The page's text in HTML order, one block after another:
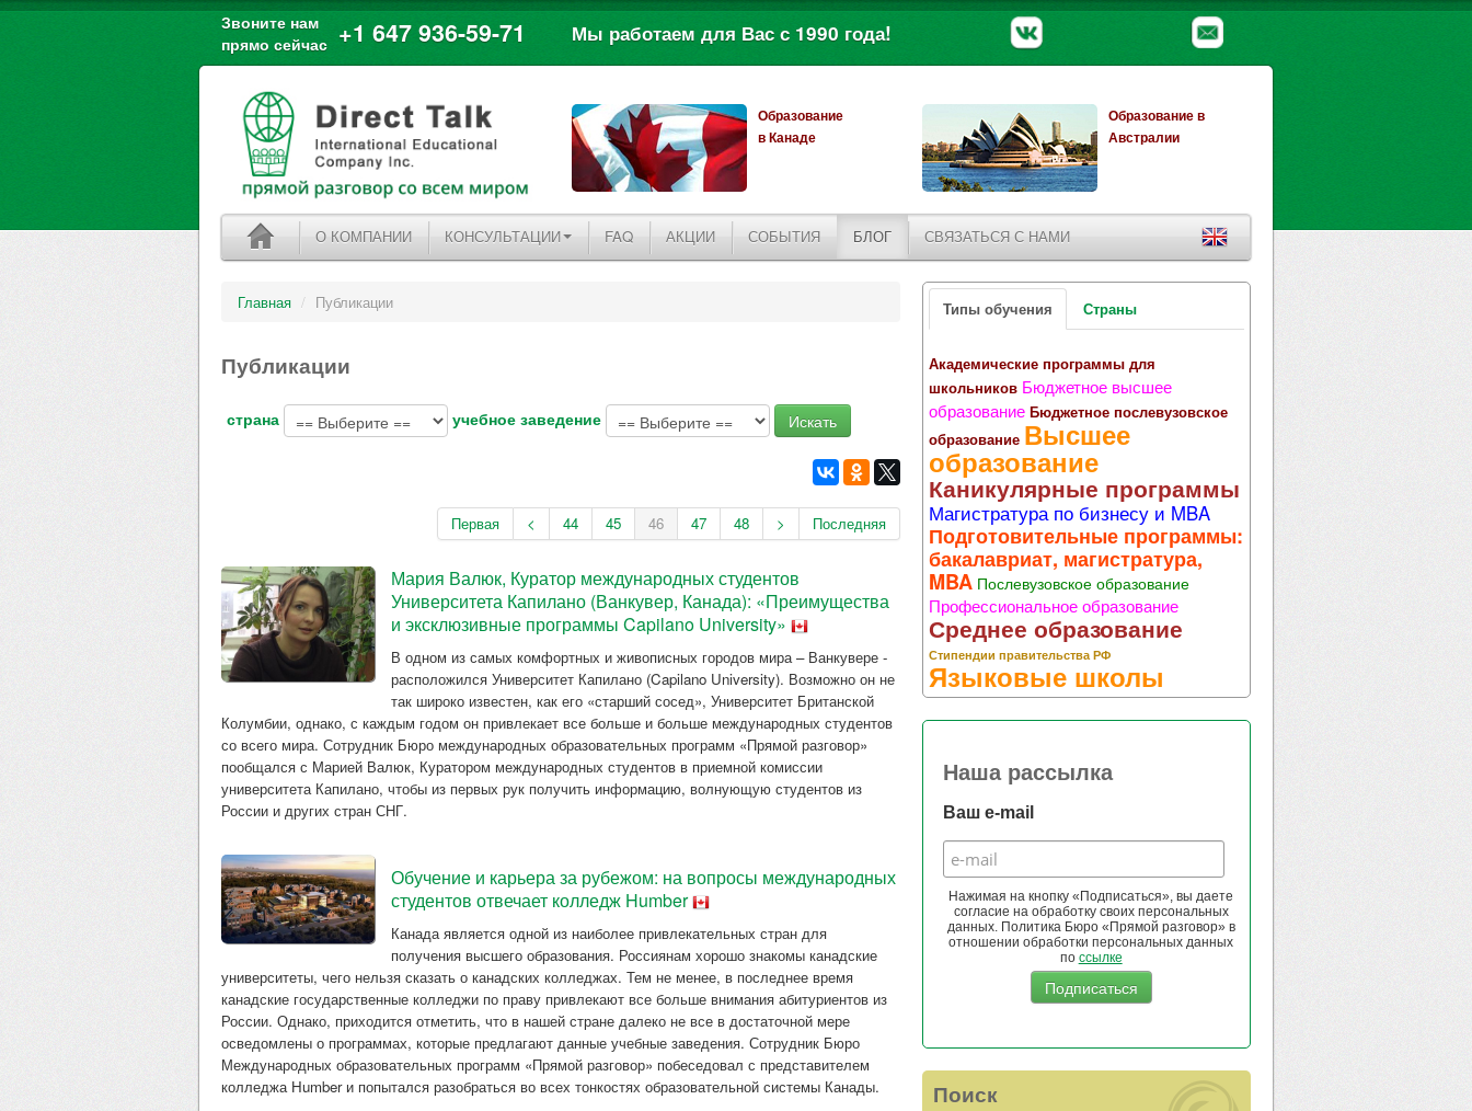
Звоните нам
прямо сейчас +1 647 936-59-71 Мы работаем для Вас с 1990 года!
Образование
в Канаде
Образование в
Австралии
О КОМПАНИИ КОНСУЛЬТАЦИИ FAQ АКЦИИ СОБЫТИЯ БЛОГ СВЯЗАТЬСЯ С НАМИ
Главная / Публикации
Публикации
страна учебное заведение
Первая < 44 45 46 47 48 > Последняя
Мария Валюк, Куратор международных студентов
Университета Капилано (Ванкувер, Канада): «Преимущества
и эксклюзивные программы Capilano University»
В одном из самых комфортных и живописных городов мира – Ванкувере -
расположился Университет Капилано (Capilano University). Возможно он не
так широко известен, как его «старший сосед», Университет Британской
Колумбии, однако, с каждым годом он привлекает все больше и больше международных студентов
со всего мира. Сотрудник Бюро международных образовательных программ «Прямой разговор»
пообщался с Марией Валюк, Куратором международных студентов в приемной комиссии
университета Капилано, чтобы из первых рук получить информацию, волнующую студентов из
России и других стран СНГ.
Обучение и карьера за рубежом: на вопросы международных
студентов отвечает колледж Humber
Канада является одной из наиболее привлекательных стран для
получения высшего образования. Россиянам хорошо знакомы канадские
университеты, чего нельзя сказать о канадских колледжах. Тем не менее, в последнее время
канадские государственные колледжи по праву привлекают все больше внимания абитуриентов из
России. Однако, приходится отметить, что в нашей стране далеко не все в достаточной мере
осведомлены о программах, которые предлагают данные учебные заведения. Сотрудник Бюро
Международных образовательных программ «Прямой разговор» побеседовал с представителем
колледжа Humber и попытался разобраться во всех тонкостях образовательной системы Канады.
Типы обучения Страны
Академические программы для
школьников Бюджетное высшее
образование Бюджетное послевузовское
образование Высшее
образование
Каникулярные программы
Магистратура по бизнесу и MBA
Подготовительные программы:
бакалавриат, магистратура,
MBA Послевузовское образование
Профессиональное образование
Среднее образование
Стипендии правительства РФ
Языковые школы
Наша рассылка
Ваш e-mail
Нажимая на кнопку «Подписаться», вы даете
согласие на обработку своих персональных
данных. Политика Бюро «Прямой разговор» в
отношении обработки персональных данных
по ссылке
Поиск